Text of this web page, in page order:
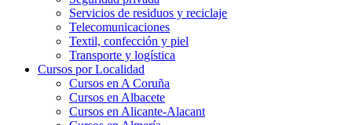
Servicios de residuos y reciclaje
Telecomunicaciones
Textil, confección y piel
Transporte y logística
Cursos por Localidad
Cursos en A Coruña
Cursos en Albacete
Cursos en Alicante-Alacant